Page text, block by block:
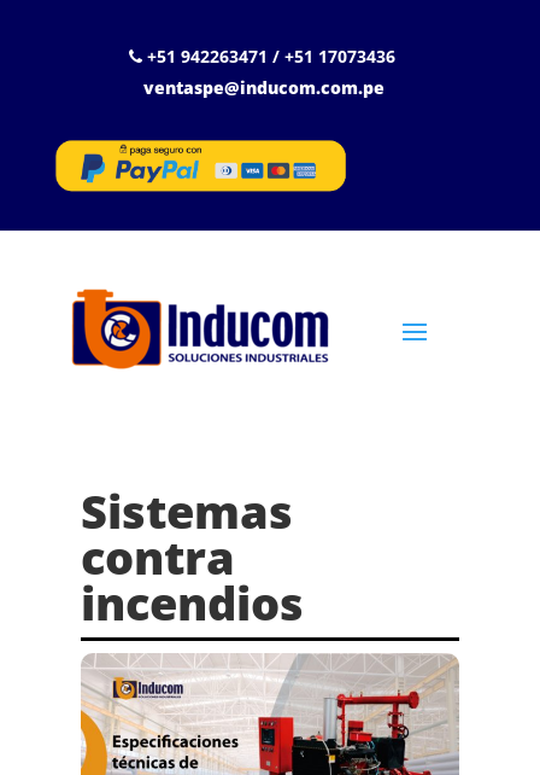
+51 942263471 / +51 17073436
ventaspe@inducom.com.pe
Sistemas
contra
incendios